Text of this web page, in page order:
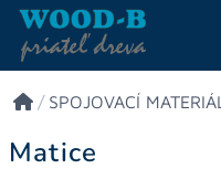
/ SPOJOVACÍ MATERIÁL
Matice